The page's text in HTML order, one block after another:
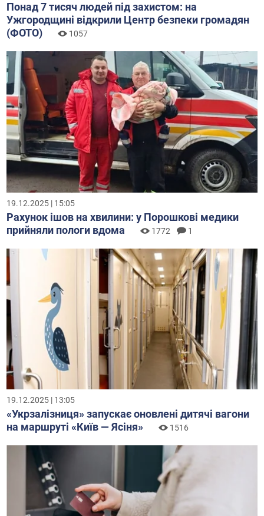
Понад 7 тисяч людей під захистом: на
Ужгородщині відкрили Центр безпеки громадян
(ФОТО)
1057
19.12.2025 | 15:05
Рахунок ішов на хвилини: у Порошкові медики
прийняли пологи вдома
1772 1
19.12.2025 | 13:05
«Укрзалізниця» запускає оновлені дитячі вагони
на маршруті «Київ — Ясіня»
1516